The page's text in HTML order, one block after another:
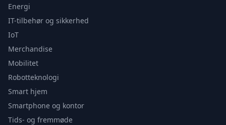
Energi
IT-tilbehør og sikkerhed
IoT
Merchandise
Mobilitet
Robotteknologi
Smart hjem
Smartphone og kontor
Tids- og fremmøde